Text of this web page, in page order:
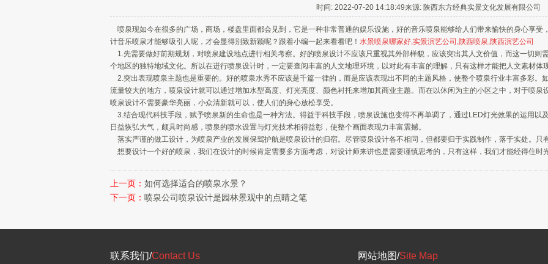
时间: 2022-07-20 14:18:49来源: 陕西东方经典实景文化发展有限公司
喷泉现如今在很多的广场，商场，楼盘里面都会见到，它是一种非常普通的娱乐设施，好的音乐喷泉能够给人们带来愉快的身心享
计音乐喷泉才能够吸引人呢，才会显得别致新颖呢？跟着小编一起来看看吧！ 水景喷泉哪家好,实景演艺公司,陕西喷泉,陕西演艺公司
1.先需要做好前期规划，对喷泉建设地点进行相关考察。好的喷泉设计不应该只重视其外部样貌，应该突出其人文价值，而这一切则
个地区的独特地域文化。所以在进行喷泉设计时，一定要查阅丰富的人文地理环境，以对此有丰富的理解，只有这样才能把人文素材体
2.突出表现喷泉主题也是重要的。好的喷泉水秀不应该是千篇一律的，而是应该表现出不同的主题风格，使整个喷泉行业丰富多彩。
流量较大的地方，喷泉设计就可以通过增加水型高度、灯光亮度、颜色衬托来增加其商业主题。而在以休闲为主的小区之中，对于喷
喷泉设计不需要豪华亮丽，小众清新就可以，使人们的身心放松享受。
3.结合现代科技手段，赋予喷泉新的生命也是一种方法。得益于科技手段，喷泉设施也变得不再单调了，通过LED灯光效果的运用以
日益恢弘大气，颇具时尚感，喷泉的喷水设置与灯光技术相得益彰，使整个画面表现力丰富震撼。
落实严谨的做工设计，为喷泉产业的发展保驾护航是喷泉设计的归宿。尽管喷泉设计各不相同，但都要归于实践制作，落于实处。只
想要设计一个好的喷泉，我们在设计的时候肯定需要多方面考虑，对设计师来讲也是需要谨慎思考的，只有这样，我们才能经得住时
上一页： 如何选择适合的喷泉水景？
下一页： 喷泉公司喷泉设计是园林景观中的点睛之笔
联系我们/Contact Us 网站地图/Site Map